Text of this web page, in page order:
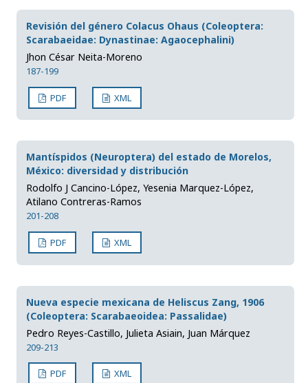
Revisión del género Colacus Ohaus (Coleoptera:
Scarabaeidae: Dynastinae: Agaocephalini)
Jhon César Neita-Moreno
187-199
PDF XML
Mantíspidos (Neuroptera) del estado de Morelos,
México: diversidad y distribución
Rodolfo J Cancino-López, Yesenia Marquez-López,
Atilano Contreras-Ramos
201-208
PDF XML
Nueva especie mexicana de Heliscus Zang, 1906
(Coleoptera: Scarabaeoidea: Passalidae)
Pedro Reyes-Castillo, Julieta Asiain, Juan Márquez
209-213
PDF XML